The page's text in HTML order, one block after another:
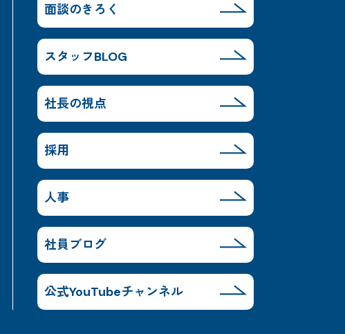
面談のきろく
スタッフBLOG
社長の視点
採用
人事
社員ブログ
公式YouTubeチャンネル